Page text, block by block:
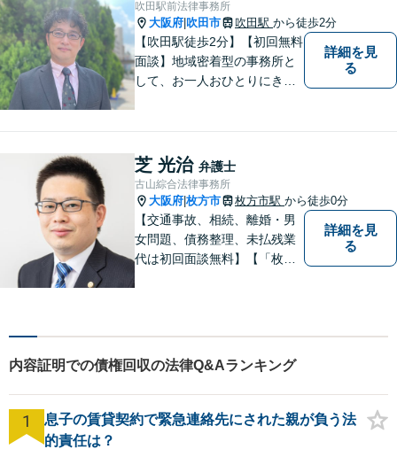
ートいたします。
吹田駅前法律事務所
大阪府 吹田市 吹田駅 から徒歩2分
【吹田駅徒歩2分】【初回無料
面談】地域密着型の事務所と
して、お一人おひとりにきめ
ごとに対応！まずは無料相談
にお越しください。【完全個
室対応】
詳細を見
る
芝 光治 弁護士
古山綜合法律事務所
大阪府 枚方市 枚方市駅 から徒歩0分
【交通事故、相続、離婚・男
女問題、債務整理、未払残業
代は初回面談無料】【「枚方
ヒアリングし、あらゆる観点
から解決策をご提案してまい
ります。
詳細を見
る
内容証明での債権回収の法律Q&Aランキング
1
息子の賃貸契約で緊急連絡先にされた親が負う法
的責任は？